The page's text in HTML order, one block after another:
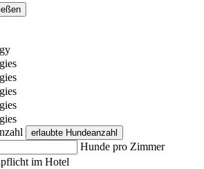
erlaubte Hundeanzahl
Hunde pro Zimmer
im Hotel